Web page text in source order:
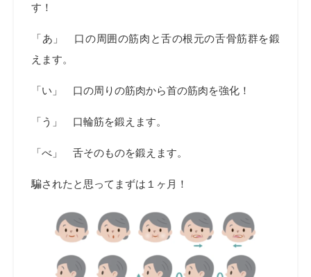
す！
「あ」 口の周囲の筋肉と舌の根元の舌骨筋群を鍛
えます。
「い」 口の周りの筋肉から首の筋肉を強化！
「う」 口輪筋を鍛えます。
「べ」 舌そのものを鍛えます。
騙されたと思ってまずは１ヶ月！